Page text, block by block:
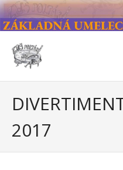
Skip
to
content
2017